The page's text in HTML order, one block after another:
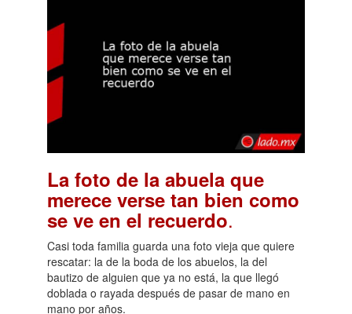
La foto de la abuela que
merece verse tan bien como
se ve en el recuerdo.
Casi toda familia guarda una foto vieja que quiere
rescatar: la de la boda de los abuelos, la del
bautizo de alguien que ya no está, la que llegó
doblada o rayada después de pasar de mano en
mano por años.